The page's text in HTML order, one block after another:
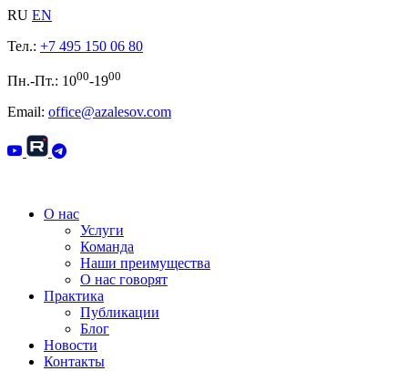
RU EN
Тел.: +7 495 150 06 80
Пн.-Пт.: 1000-1900
Email: office@azalesov.com
О нас
Услуги
Команда
Наши преимущества
О нас говорят
Практика
Публикации
Блог
Новости
Контакты